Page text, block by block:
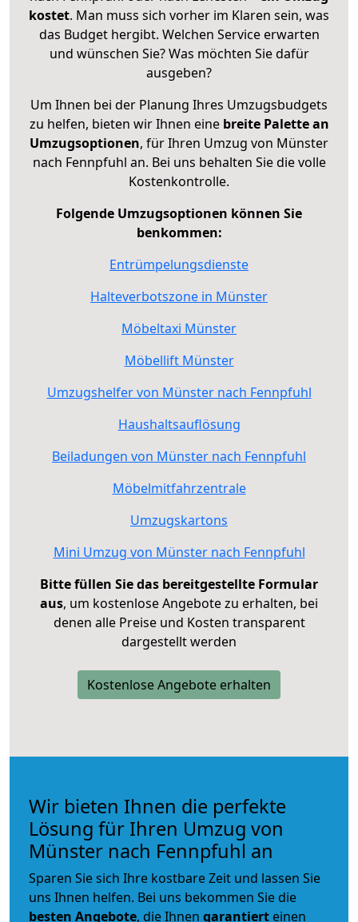
kostet. Man muss sich vorher im Klaren sein, was
das Budget hergibt. Welchen Service erwarten
und wünschen Sie? Was möchten Sie dafür
ausgeben?
Um Ihnen bei der Planung Ihres Umzugsbudgets
zu helfen, bieten wir Ihnen eine breite Palette an
Umzugsoptionen, für Ihren Umzug von Münster
nach Fennpfuhl an. Bei uns behalten Sie die volle
Kostenkontrolle.
Folgende Umzugsoptionen können Sie
benkommen:
Entrümpelungsdienste
Halteverbotszone in Münster
Möbeltaxi Münster
Möbellift Münster
Umzugshelfer von Münster nach Fennpfuhl
Haushaltsauflösung
Beiladungen von Münster nach Fennpfuhl
Möbelmitfahrzentrale
Umzugskartons
Mini Umzug von Münster nach Fennpfuhl
Bitte füllen Sie das bereitgestellte Formular
aus, um kostenlose Angebote zu erhalten, bei
denen alle Preise und Kosten transparent
dargestellt werden
Kostenlose Angebote erhalten
Wir bieten Ihnen die perfekte
Lösung für Ihren Umzug von
Münster nach Fennpfuhl an
Sparen Sie sich Ihre kostbare Zeit und lassen Sie
uns Ihnen helfen. Bei uns bekommen Sie die
besten Angebote, die Ihnen garantiert einen